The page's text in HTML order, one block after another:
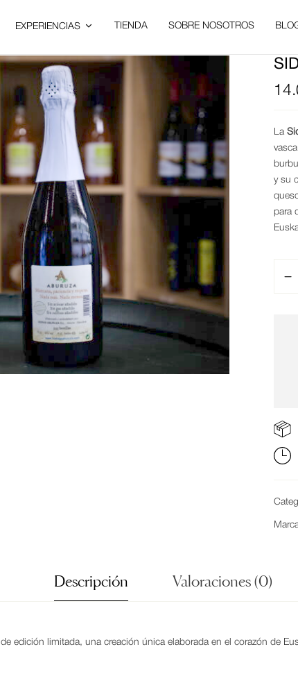
EXPERIENCIAS TIENDA SOBRE NOSOTROS
La
y su
para
Descripción Valoraciones (0)
de edición limitada, una creación única elaborada en el corazón de